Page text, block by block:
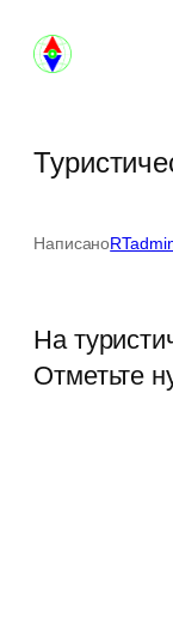
Написано
На
Отметьте